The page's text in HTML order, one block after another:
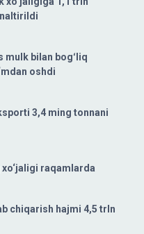
mulk bilan bogʻliq
oshdi
3,4 ming tonnani
raqamlarda
chiqarish hajmi 4,5 trln